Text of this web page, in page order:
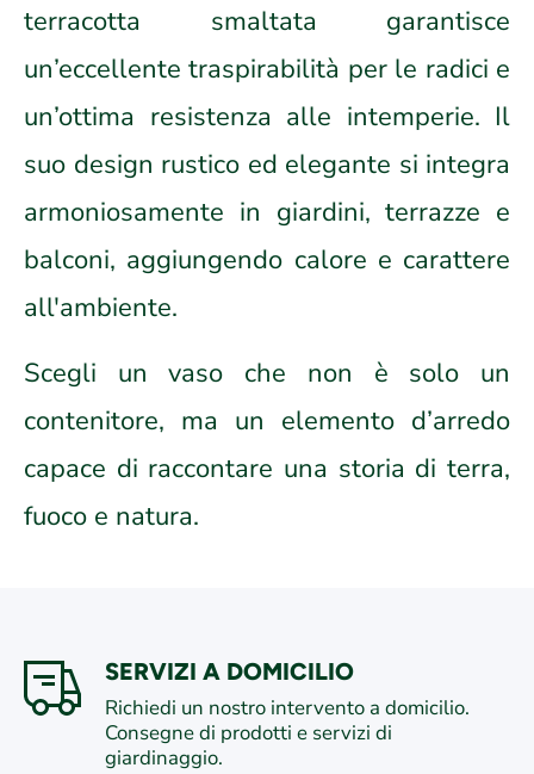
terracotta smaltata garantisce
un’eccellente traspirabilità per le radici e
un’ottima resistenza alle intemperie. Il
suo design rustico ed elegante si integra
armoniosamente in giardini, terrazze e
balconi, aggiungendo calore e carattere
all'ambiente.
Scegli un vaso che non è solo un
contenitore, ma un elemento d’arredo
capace di raccontare una storia di terra,
fuoco e natura.
SERVIZI A DOMICILIO
Richiedi un nostro intervento a domicilio.
Consegne di prodotti e servizi di
giardinaggio.